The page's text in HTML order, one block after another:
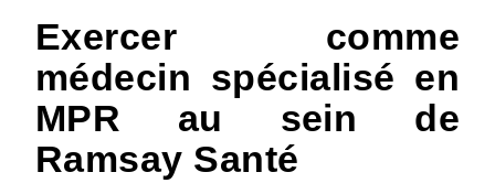
Exercer comme
médecin spécialisé en
MPR au sein de
Ramsay Santé